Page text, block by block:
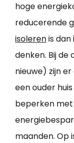
hoge
reducerende
isolerenis
denken. Bij de
nieuwe) zijn
een ouder
beperken
maanden. Op